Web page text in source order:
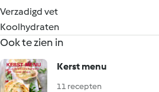
Verzadigd vet
Koolhydraten
Ook te zien in
Kerst menu
11 recepten